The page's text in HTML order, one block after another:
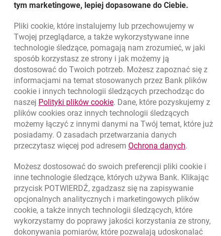
otwiera się w nowej karcie
otwiera się w nowej karcie
otwiera się w nowej karcie
Powrót do listy
Nawigacja dolna
Zadzwoń do nas
801 331 331
(+48) 22 598 40 40
Migam
Znajdź placówkę lub bankomat otwiera się w nowej karcie
Oceń nas otwiera się w nowej karcie
Złóż wniosek przez internet
tym marketingowe, lepiej dopasowane do Ciebie.
Pliki cookie, które instalujemy lub przechowujemy w
Twojej przeglądarce, a także wykorzystywane inne
technologie śledzące, pomagają nam zrozumieć, w jaki
sposób korzystasz ze strony i jak możemy ją
dostosować do Twoich potrzeb. Możesz zapoznać się z
informacjami na temat stosowanych przez Bank plików
cookie i innych technologii śledzących przechodząc do
naszej Polityki plików cookielink otwiera się w nowym oknie
. Dane, które pozyskujemy z
plików cookies oraz innych technologii śledzących
możemy łączyć z innymi danymi na Twój temat, które już
posiadamy. O zasadach przetwarzania danych
przeczytasz więcej pod adresem Ochrona danychlink
.
Możesz dostosować do swoich preferencji pliki cookie i
inne technologie śledzące, których używa Bank. Klikając
przycisk POTWIERDŹ, zgadzasz się na zapisywanie
opcjonalnych analitycznych i marketingowych plików
cookie, a także innych technologii śledzących, które
wykorzystamy do poprawy jakości korzystania ze strony,
dokonywania pomiarów, które pozwalają udoskonalać